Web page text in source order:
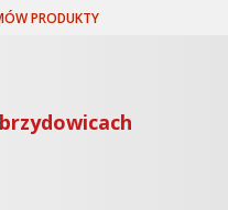
PRODUKTY